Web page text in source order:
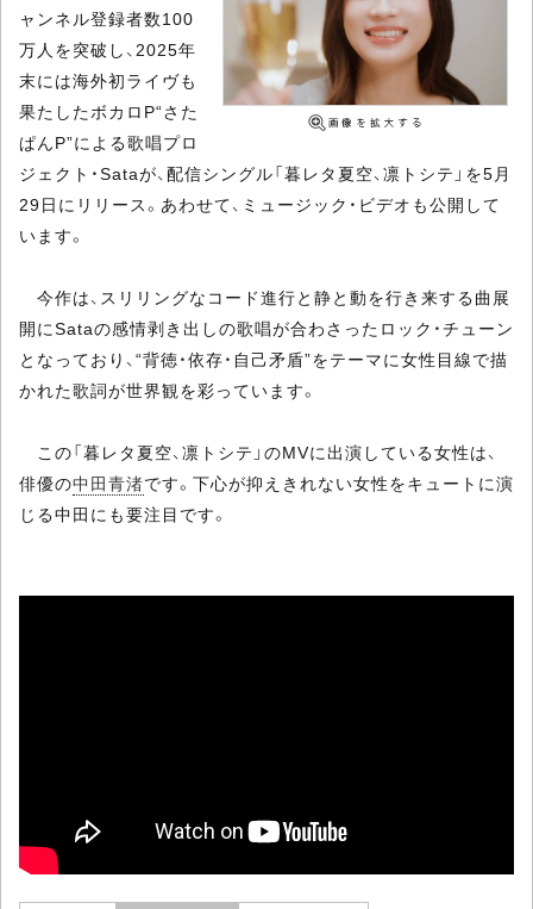
ャンネル登録者数100
万人を突破し、2025年
末には海外初ライヴも
果たしたボカロP“さた
ぱんP”による歌唱プロ
ジェクト・Sataが、配信シングル「暮レタ夏空、凛トシテ」を5月
29日にリリース。あわせて、ミュージック・ビデオも公開して
います。
今作は、スリリングなコード進行と静と動を行き来する曲展
開にSataの感情剥き出しの歌唱が合わさったロック・チューン
となっており、“背徳・依存・自己矛盾”をテーマに女性目線で描
かれた歌詞が世界観を彩っています。
この「暮レタ夏空、凛トシテ」のMVに出演している女性は、
俳優の中田青渚です。下心が抑えきれない女性をキュートに演
じる中田にも要注目です。